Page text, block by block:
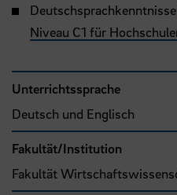
Niveau C1 für
Unterrichtssprache
Deutsch und Englisch
Fakultät/Institution
Fakultät